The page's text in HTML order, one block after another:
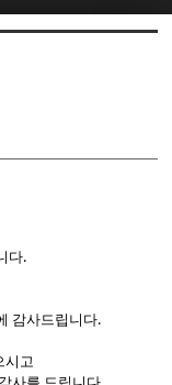
다.
감사드립니다.
시고